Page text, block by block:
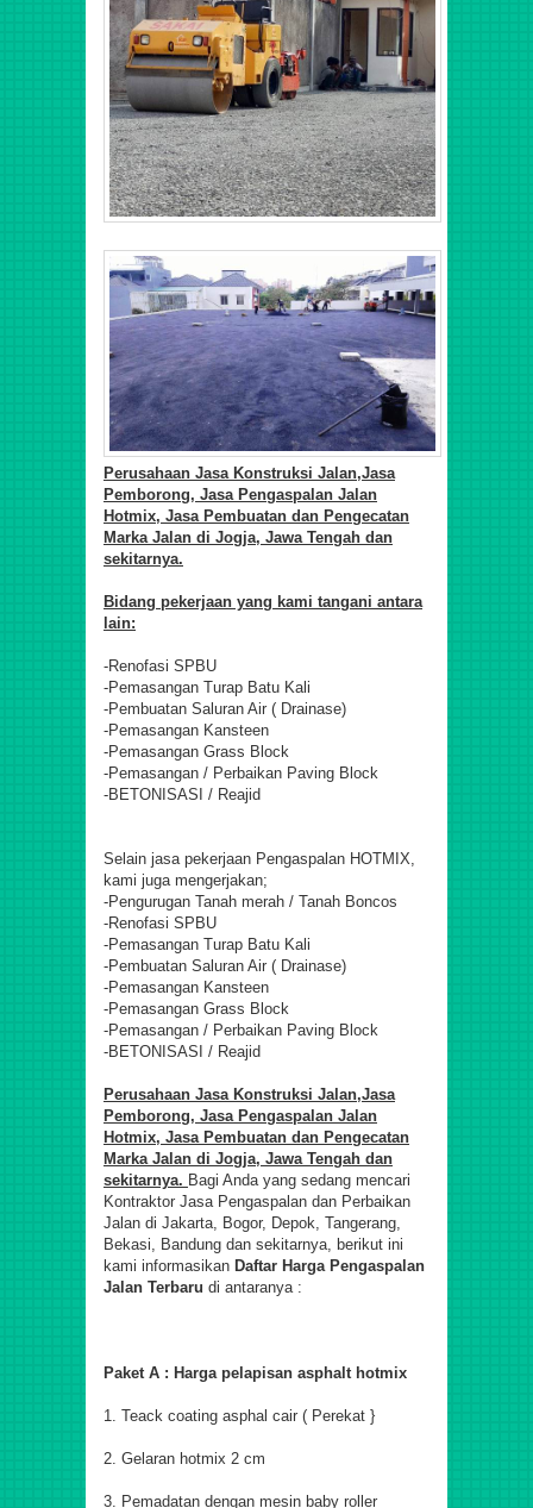
Perusahaan Jasa Konstruksi Jalan,Jasa
Pemborong, Jasa Pengaspalan Jalan
Hotmix, Jasa Pembuatan dan Pengecatan
Marka Jalan di Jogja, Jawa Tengah dan
sekitarnya.
Bidang pekerjaan yang kami tangani antara
lain:
-Renofasi SPBU
-Pemasangan Turap Batu Kali
-Pembuatan Saluran Air ( Drainase)
-Pemasangan Kansteen
-Pemasangan Grass Block
-Pemasangan / Perbaikan Paving Block
-BETONISASI / Reajid
Selain jasa pekerjaan Pengaspalan HOTMIX,
kami juga mengerjakan;
-Pengurugan Tanah merah / Tanah Boncos
-Renofasi SPBU
-Pemasangan Turap Batu Kali
-Pembuatan Saluran Air ( Drainase)
-Pemasangan Kansteen
-Pemasangan Grass Block
-Pemasangan / Perbaikan Paving Block
-BETONISASI / Reajid
Perusahaan Jasa Konstruksi Jalan,Jasa
Pemborong, Jasa Pengaspalan Jalan
Hotmix, Jasa Pembuatan dan Pengecatan
Marka Jalan di Jogja, Jawa Tengah dan
sekitarnya. Bagi Anda yang sedang mencari
Kontraktor Jasa Pengaspalan dan Perbaikan
Jalan di Jakarta, Bogor, Depok, Tangerang,
Bekasi, Bandung dan sekitarnya, berikut ini
kami informasikan Daftar Harga Pengaspalan
Jalan Terbaru di antaranya :
Paket A : Harga pelapisan asphalt hotmix
1. Teack coating asphal cair ( Perekat }
2. Gelaran hotmix 2 cm
3. Pemadatan dengan mesin baby roller